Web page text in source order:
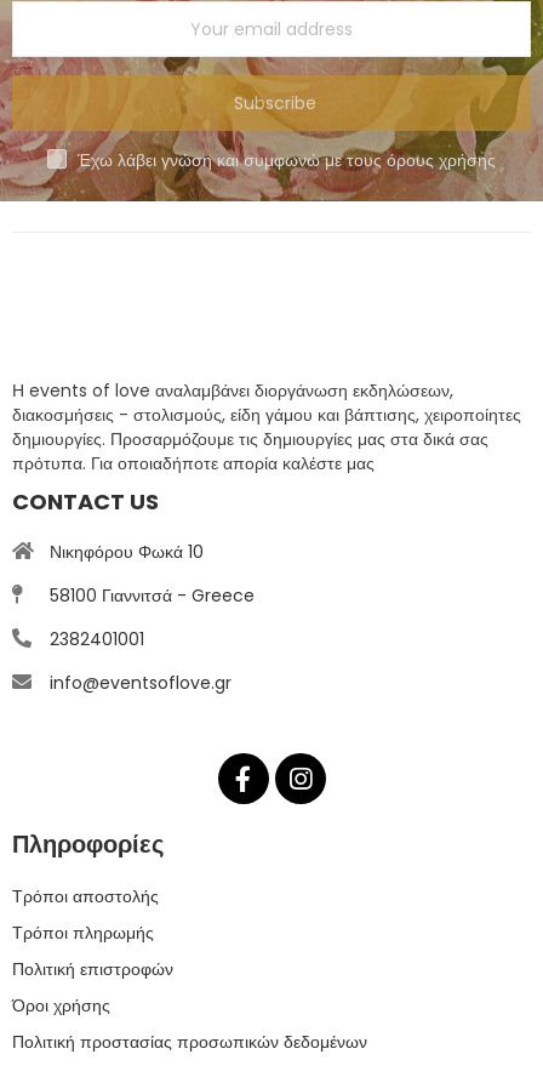
Subscribe
Έχω λάβει γνώση και συμφωνώ με τους όρους χρήσης
Η events of love αναλαμβάνει διοργάνωση εκδηλώσεων,
διακοσμήσεις - στολισμούς, είδη γάμου και βάπτισης, χειροποίητες
δημιουργίες. Προσαρμόζουμε τις δημιουργίες μας στα δικά σας
πρότυπα. Για οποιαδήποτε απορία καλέστε μας
CONTACT US
Νικηφόρου Φωκά 10
58100 Γιαννιτσά - Greece
2382401001
info@eventsoflove.gr
Πληροφορίες
Τρόποι αποστολής
Τρόποι πληρωμής
Πολιτική επιστροφών
Όροι χρήσης
Πολιτική προστασίας προσωπικών δεδομένων